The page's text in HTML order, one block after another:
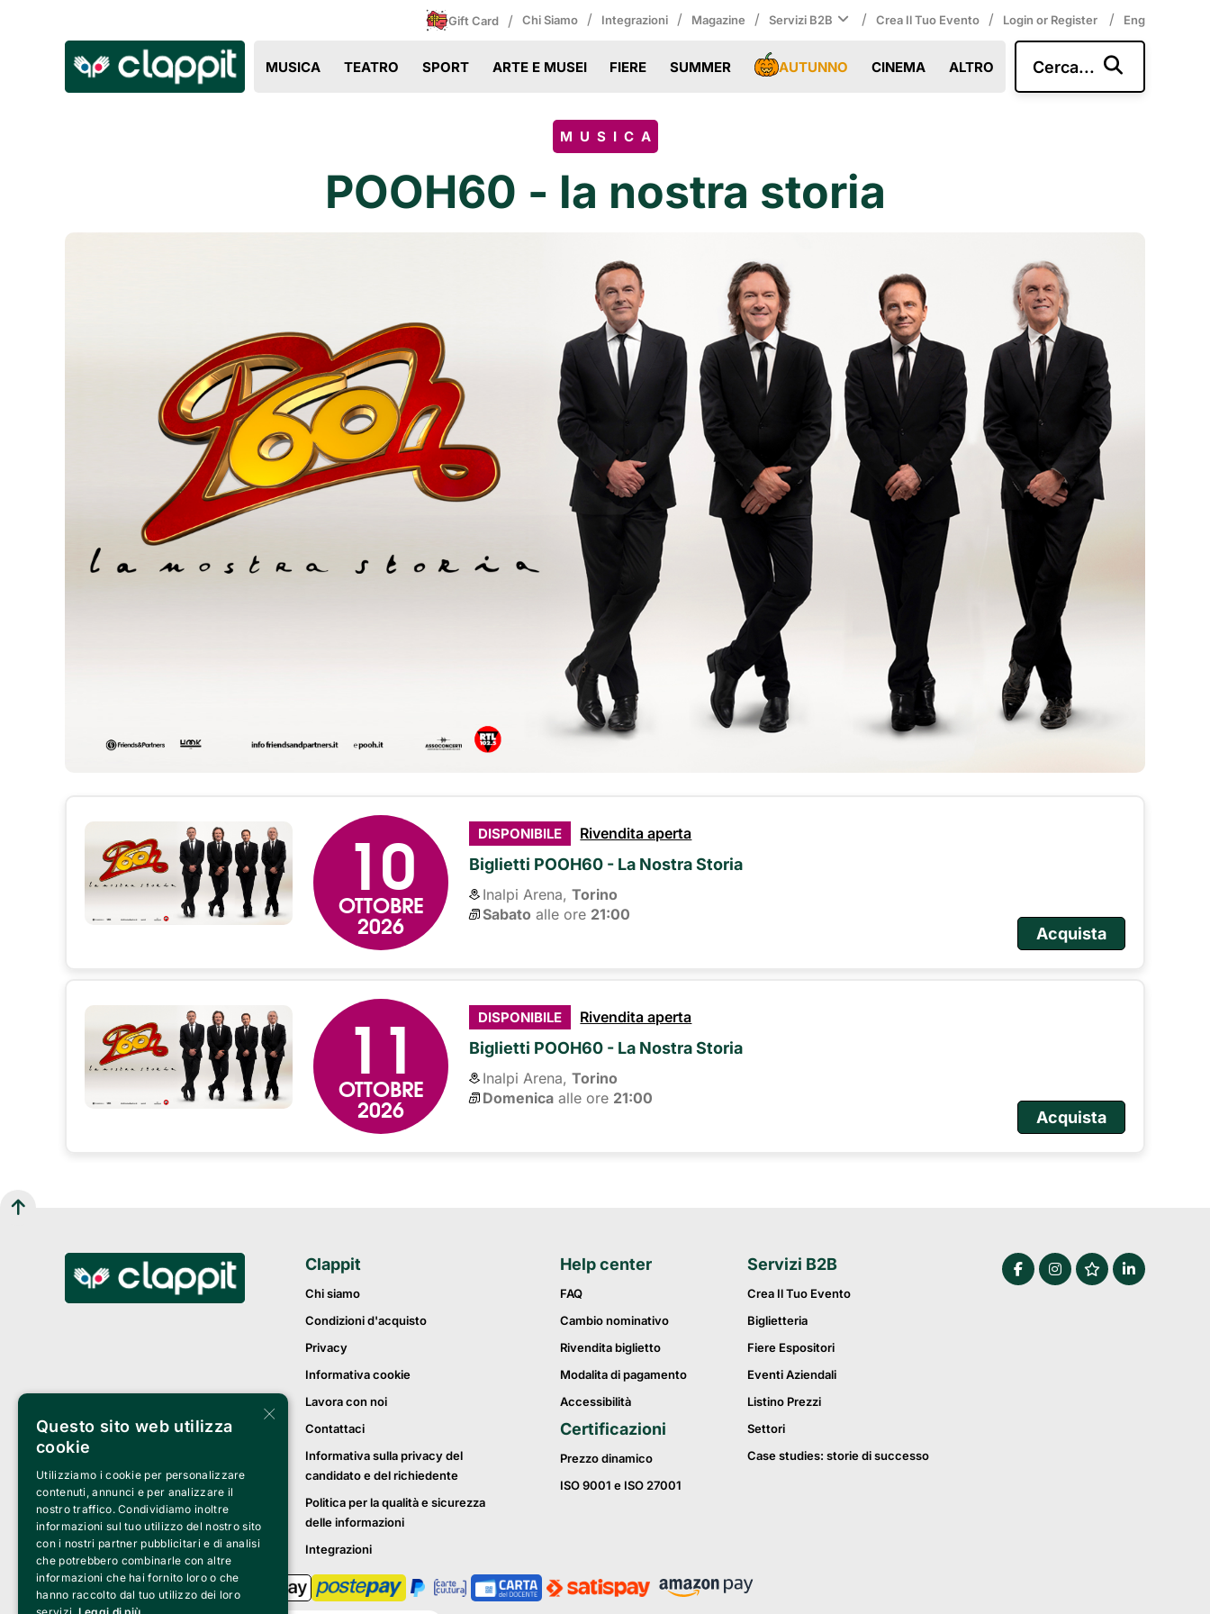
Gift Card / Chi Siamo / Integrazioni / Magazine / Servizi B2B / Crea Il Tuo Evento / Login or Register / Eng
MUSICA TEATRO SPORT ARTE E MUSEI FIERE SUMMER AUTUNNO CINEMA ALTRO Cerca...
MUSICA
POOH60 - la nostra storia
10
OTTOBRE
2026
DISPONIBILE Rivendita aperta
Biglietti POOH60 - La Nostra Storia
Inalpi Arena, Torino
Sabato alle ore 21:00
Acquista
11
OTTOBRE
2026
DISPONIBILE Rivendita aperta
Biglietti POOH60 - La Nostra Storia
Inalpi Arena, Torino
Domenica alle ore 21:00
Acquista
Clappit
Chi siamo
Condizioni d'acquisto
Privacy
Informativa cookie
Lavora con noi
Contattaci
Informativa sulla privacy del
candidato e del richiedente
Politica per la qualità e sicurezza
delle informazioni
Integrazioni
Help center
FAQ
Cambio nominativo
Rivendita biglietto
Modalita di pagamento
Accessibilità
Certificazioni
Prezzo dinamico
ISO 9001 e ISO 27001
Servizi B2B
Crea Il Tuo Evento
Biglietteria
Fiere Espositori
Eventi Aziendali
Listino Prezzi
Settori
Case studies: storie di successo
×
Questo sito web utilizza
cookie
Utilizziamo i cookie per personalizzare
contenuti, annunci e per analizzare il
nostro traffico. Condividiamo inoltre
informazioni sul tuo utilizzo del nostro sito
con i nostri partner pubblicitari e di analisi
che potrebbero combinarle con altre
informazioni che hai fornito loro o che
hanno raccolto dal tuo utilizzo dei loro